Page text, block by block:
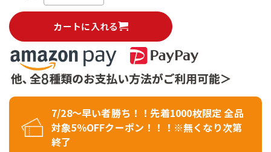
カートに入れる
7/28～早い者勝ち！！先着1000枚限定 全品
対象5％OFFクーポン！！！※無くなり次第
終了